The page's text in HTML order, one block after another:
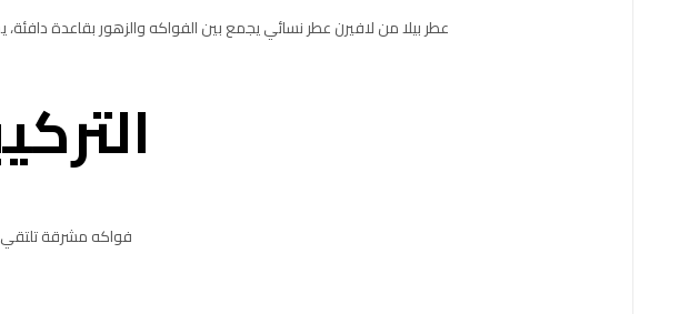
عطر بيلا من لافيرن عطر نسائي يجمع بين الفواكه والزهور بقاعدة
فواكه مشرقة